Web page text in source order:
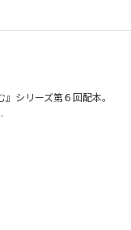
』シリーズ第６回配本。